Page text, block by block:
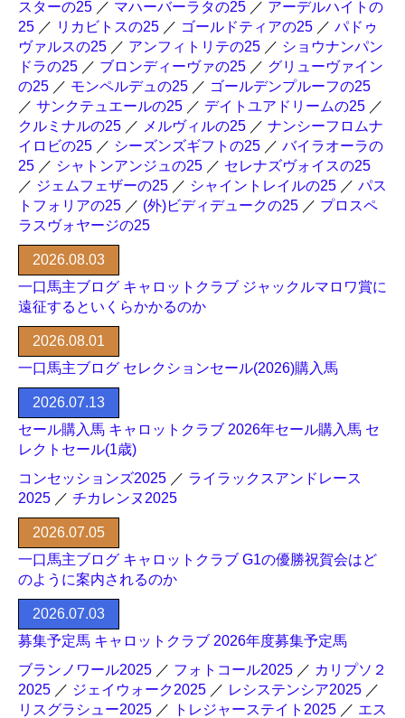
スターの25 ／ マハーバーラタの25 ／ アーデルハイトの
25 ／ リカビトスの25 ／ ゴールドティアの25 ／ パドゥ
ヴァルスの25 ／ アンフィトリテの25 ／ ショウナンパン
ドラの25 ／ ブロンディーヴァの25 ／ グリューヴァイン
の25 ／ モンペルデュの25 ／ ゴールデンプルーフの25
／ サンクテュエールの25 ／ デイトユアドリームの25 ／
クルミナルの25 ／ メルヴィルの25 ／ ナンシーフロムナ
イロビの25 ／ シーズンズギフトの25 ／ バイラオーラの
25 ／ シャトンアンジュの25 ／ セレナズヴォイスの25
／ ジェムフェザーの25 ／ シャイントレイルの25 ／ パス
トフォリアの25 ／ (外)ビディデュークの25 ／ プロスペ
ラスヴォヤージの25
2026.08.03
一口馬主ブログ キャロットクラブ ジャックルマロワ賞に
遠征するといくらかかるのか
2026.08.01
一口馬主ブログ セレクションセール(2026)購入馬
2026.07.13
セール購入馬 キャロットクラブ 2026年セール購入馬 セ
レクトセール(1歳)
コンセッションズ2025 ／ ライラックスアンドレース
2025 ／ チカレンヌ2025
2026.07.05
一口馬主ブログ キャロットクラブ G1の優勝祝賀会はど
のように案内されるのか
2026.07.03
募集予定馬 キャロットクラブ 2026年度募集予定馬
ブランノワール2025 ／ フォトコール2025 ／ カリプソ２
2025 ／ ジェイウォーク2025 ／ レシステンシア2025 ／
リスグラシュー2025 ／ トレジャーステイト2025 ／ エス